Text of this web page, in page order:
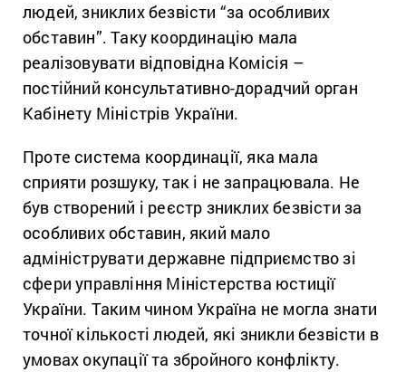
людей, зниклих безвісти “за особливих
обставин”. Таку координацію мала
реалізовувати відповідна Комісія –
постійний консультативно-дорадчий орган
Кабінету Міністрів України.
Проте система координації, яка мала
сприяти розшуку, так і не запрацювала. Не
був створений і реєстр зниклих безвісти за
особливих обставин, який мало
адмініструвати державне підприємство зі
сфери управління Міністерства юстиції
України. Таким чином Україна не могла знати
точної кількості людей, які зникли безвісти в
умовах окупації та збройного конфлікту.